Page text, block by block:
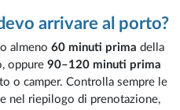
arrivare al porto?
almeno60 minuti prima della
oppure90–120 minuti prima
o camper. Controlla sempre le
nel riepilogo di prenotazione,